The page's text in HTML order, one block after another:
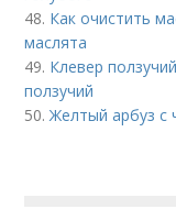
48. Как очистить
маслята
49. Клевер
ползучий
50.Желтый арбуз с